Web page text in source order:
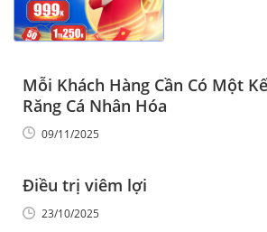
Mỗi Khách Hàng Cần Có Một
Răng Cá Nhân Hóa
09/11/2025
Điều trị viêm lợi
23/10/2025